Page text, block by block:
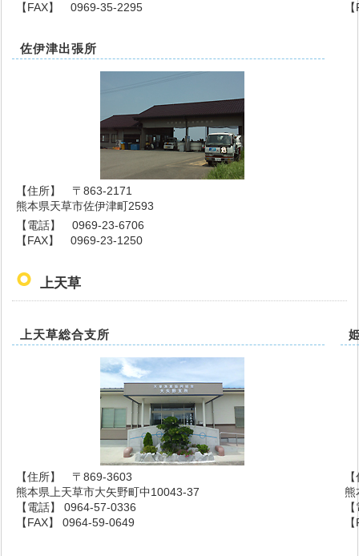
【FAX】 0969-35-2295
佐伊津出張所
【住所】 〒863-2171
熊本県天草市佐伊津町2593
【電話】 0969-23-6706
【FAX】 0969-23-1250
上天草
上天草総合支所
【住所】 〒869-3603
熊本県上天草市大矢野町中10043-37
【電話】 0964-57-0336
【FAX】 0964-59-0649
熊